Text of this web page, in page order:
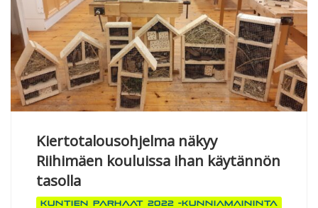
Kiertotalousohjelma näkyy
Riihimäen kouluissa ihan käytännön
tasolla
Kuntien parhaat 2022 -kunniamaininta